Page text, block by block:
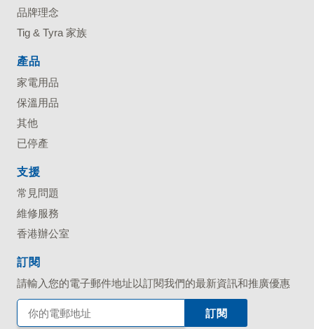
品牌理念
Tig & Tyra 家族
產品
家電用品
保溫用品
其他
已停產
支援
常見問題
維修服務
香港辦公室
訂閱
請輸入您的電子郵件地址以訂閱我們的最新資訊和推廣優惠